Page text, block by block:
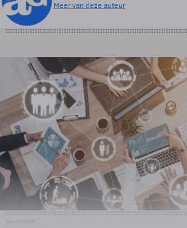
Meer van deze auteur